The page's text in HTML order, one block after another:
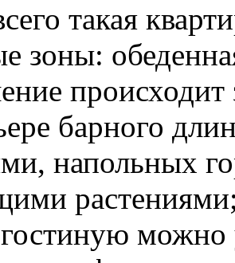
такая
зоны:
происходит
барного
напольных
можно